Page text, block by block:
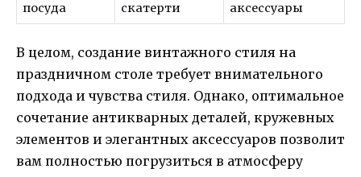
посуда
скатерти
аксессуары
В целом, создание винтажного стиля на
праздничном столе требует внимательного
подхода и чувства стиля. Однако, оптимальное
сочетание антикварных деталей, кружевных
элементов и элегантных аксессуаров позволит
вам полностью погрузиться в атмосферу